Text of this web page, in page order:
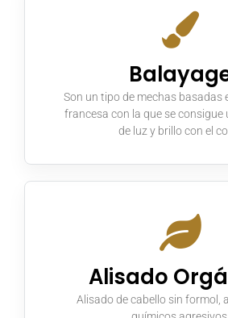
Son un tipo de mechas basadas
francesa con la que se consigue
de luz y brillo con el
Alisado
Alisado de cabello sin formol,